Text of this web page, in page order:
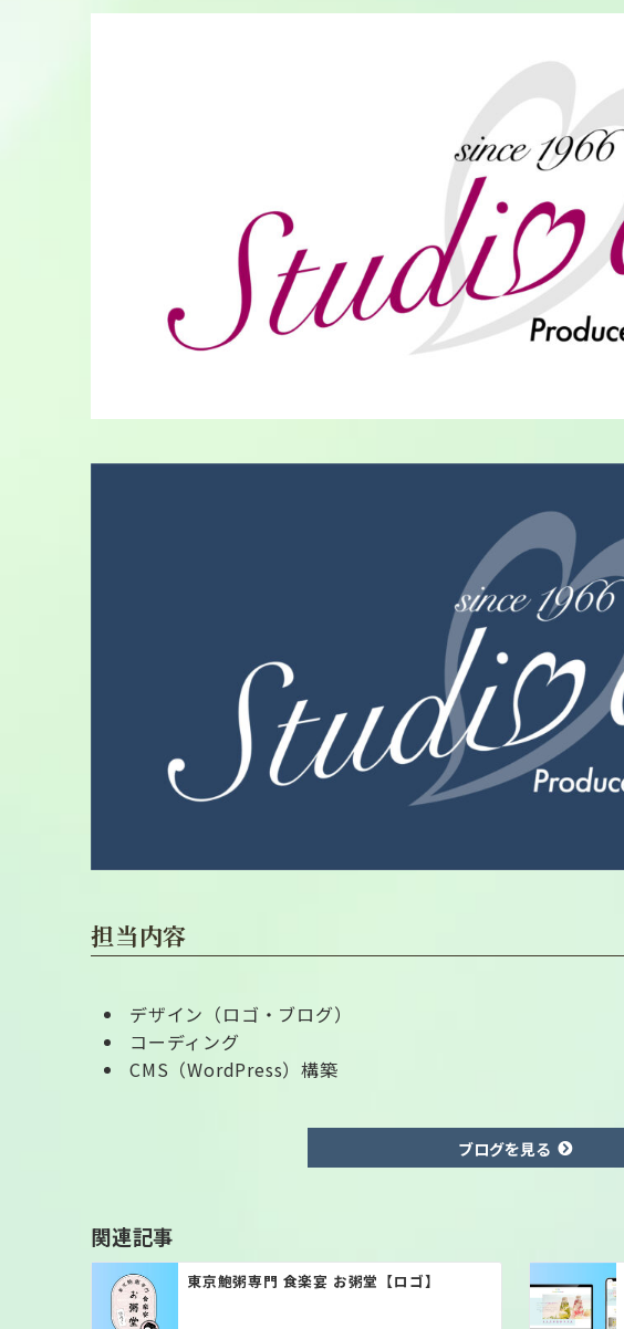
担当内容
デザイン（ロゴ・ブログ）
コーディング
CMS（WordPress）構築
ブログを見る
関連記事
東京鮑粥専門 食楽宴 お粥堂【ロゴ】